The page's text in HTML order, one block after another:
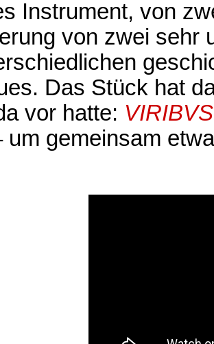
Instrument, von
von zwei sehr
Das Stück hat
vor hatte:
um gemeinsam